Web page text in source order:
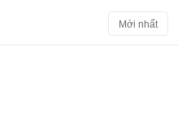
Mới nhất